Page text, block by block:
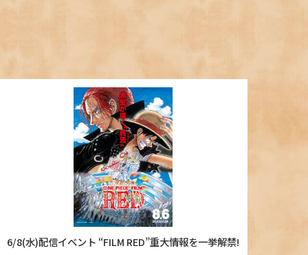
6/8(水)配信イベント “FILM RED”重大情報を一挙解禁!